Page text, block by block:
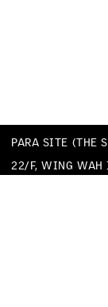
PARA SITE (THE
22/F, WING WAH
677 KING’S ROAD